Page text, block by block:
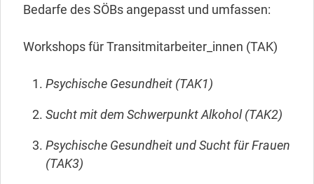
Bedarfe des SÖBs angepasst und umfassen:
Workshops für Transitmitarbeiter_innen (TAK)
Psychische Gesundheit (TAK1)
Sucht mit dem Schwerpunkt Alkohol (TAK2)
Psychische Gesundheit und Sucht für Frauen
(TAK3)